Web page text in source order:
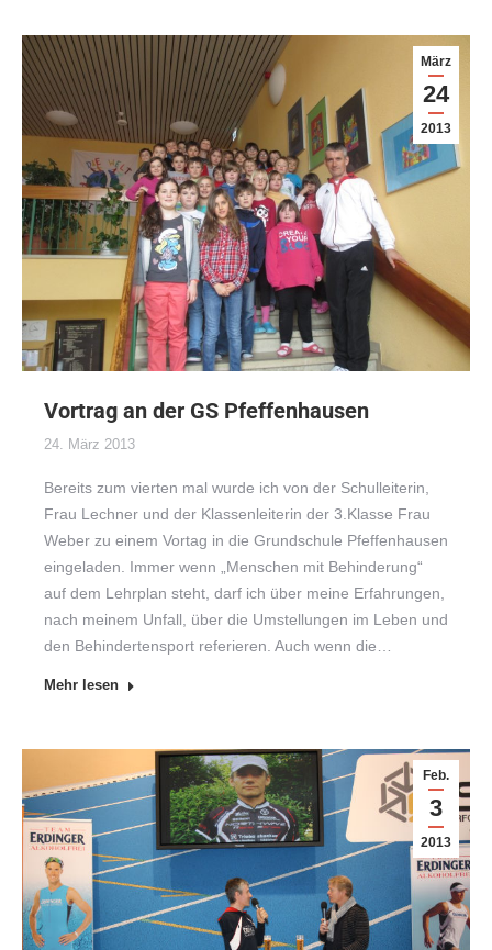
März
24
2013
Vortrag an der GS Pfeffenhausen
24. März 2013
Bereits zum vierten mal wurde ich von der Schulleiterin,
Frau Lechner und der Klassenleiterin der 3.Klasse Frau
Weber zu einem Vortag in die Grundschule Pfeffenhausen
eingeladen. Immer wenn „Menschen mit Behinderung“
auf dem Lehrplan steht, darf ich über meine Erfahrungen,
nach meinem Unfall, über die Umstellungen im Leben und
den Behindertensport referieren. Auch wenn die…
Mehr lesen
Feb.
3
2013